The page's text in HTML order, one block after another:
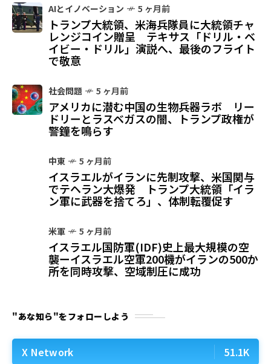
AIとイノベーション 5 ヶ月前
トランプ大統領、米海兵隊員に大統領チャ
レンジコイン贈呈 テキサス「ドリル・ベ
イビー・ドリル」演説へ、最後のフライト
で敬意
社会問題 5 ヶ月前
アメリカに潜む中国の生物兵器ラボ リー
ドリーとラスベガスの闇、トランプ政権が
警鐘を鳴らす
中東 5 ヶ月前
イスラエルがイランに先制攻撃、米国関与
でテヘラン大爆発 トランプ大統領「イラ
ン軍に武器を捨てろ」、体制転覆促す
米軍 5 ヶ月前
イスラエル国防軍(IDF)史上最大規模の空
襲ーイスラエル空軍200機がイランの500か
所を同時攻撃、空域制圧に成功
"あな知ら"をフォローしよう
X Network 51.1K